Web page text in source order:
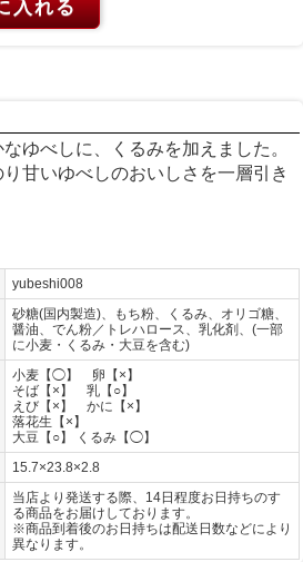
ゆべしに、くるみを加えました。
甘いゆべしのおいしさを一層引き
yubeshi008
砂糖(国内製造)、もち粉、くるみ、オリゴ糖、
醤油、でん粉／トレハロース、乳化剤、(一部
に小麦・くるみ・大豆を含む)
小麦【◯】 卵【×】
そば【×】 乳【○】
えび【×】 かに【×】
落花生【×】
大豆【○】 くるみ【◯】
15.7×23.8×2.8
当店より発送する際、14日程度お日持ちのす
る商品をお届けしております。
※商品到着後のお日持ちは配送日数などにより
異なります。